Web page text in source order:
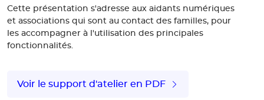
Cette présentation s'adresse aux aidants numériques
et associations qui sont au contact des familles, pour
les accompagner à l'utilisation des principales
fonctionnalités.
Voir le support d'atelier en PDF